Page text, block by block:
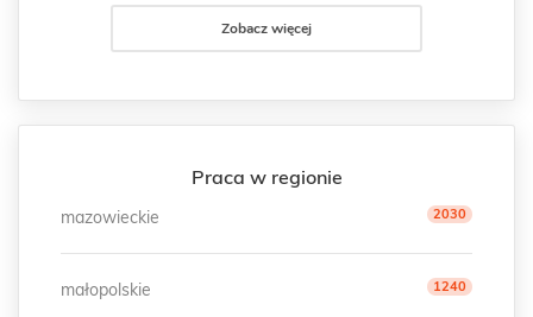
Zobacz więcej
Praca w regionie
mazowieckie 2030
małopolskie 1240